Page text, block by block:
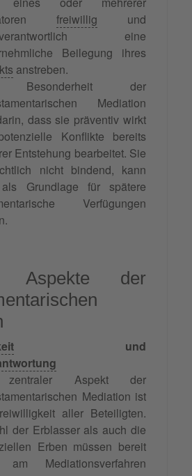
freiwillig und
eine
Beilegung ihres
anstreben.
Besonderheit der
Mediation
dass sie präventiv wirkt
Konflikte bereits
Entstehung bearbeitet. Sie
nicht bindend, kann
Grundlage für spätere
Verfügungen
Aspekte der
und
Aspekt der
Mediation ist
aller Beteiligten.
der Erblasser als auch die
Erben müssen bereit
Mediationsverfahren